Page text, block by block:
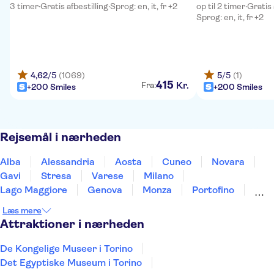
over-billetter
3 timer·Gratis afbestilling·Sprog: en, it, fr +2
4,62/5 (1069)
+200 Smiles
Fra:415 Kr.
op til 2 timer·Gratis
Sprog: en, it, fr +2
5/5 (1)
+200 Smiles
Rejsemål i nærheden
Alba Alessandria Aosta Cuneo
Novara
Gavi
Stresa Varese
Milano
Lago Maggiore
Genova Monza
Portofino
Læs mere
Attraktioner i nærheden
De Kongelige Museer i Torino
Det Egyptiske Museum i Torino